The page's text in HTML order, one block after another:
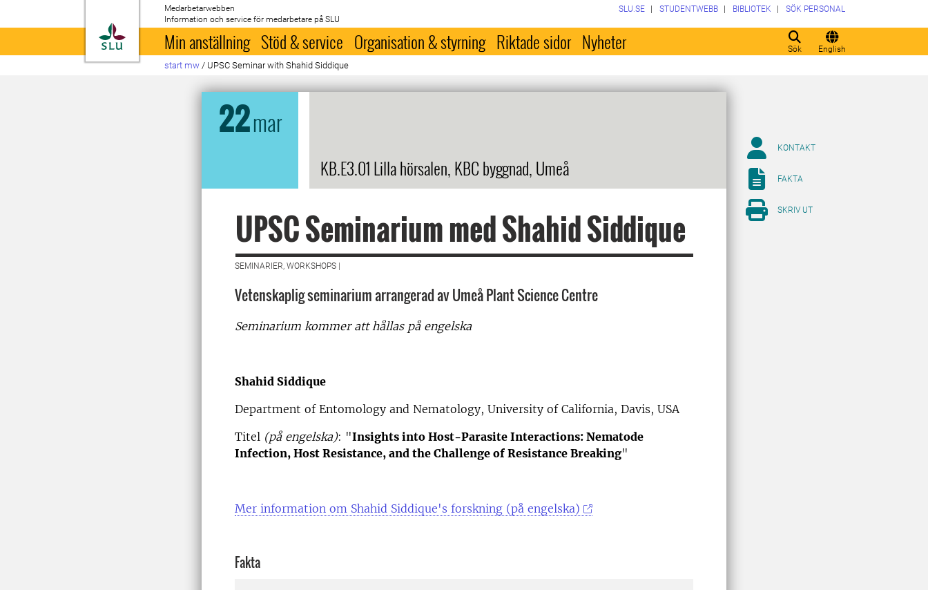
Till startsida
Medarbetarwebben
Information och service för medarbetare på SLU
Sök English
SLU.SE STUDENTWEBB BIBLIOTEK SÖK PERSONAL
Min anställning Stöd & service Organisation & styrning Riktade sidor Nyheter
start mw / UPSC Seminar with Shahid Siddique
22mar
KB.E3.01 Lilla hörsalen, KBC byggnad, Umeå
UPSC Seminarium med Shahid Siddique
SEMINARIER, WORKSHOPS |
Vetenskaplig seminarium arrangerad av Umeå Plant Science Centre
Seminarium kommer att hållas på engelska
Shahid Siddique
Department of Entomology and Nematology, University of California, Davis, USA
Titel (på engelska): "Insights into Host-Parasite Interactions: Nematode
Infection, Host Resistance, and the Challenge of Resistance Breaking"
Mer information om Shahid Siddique's forskning (på engelska)
Fakta
KONTAKT
FAKTA
SKRIV UT